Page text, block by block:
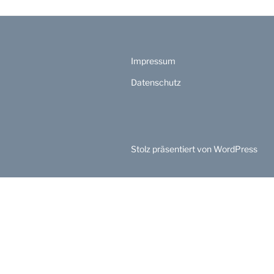
Impressum
Datenschutz
Stolz präsentiert von WordPress